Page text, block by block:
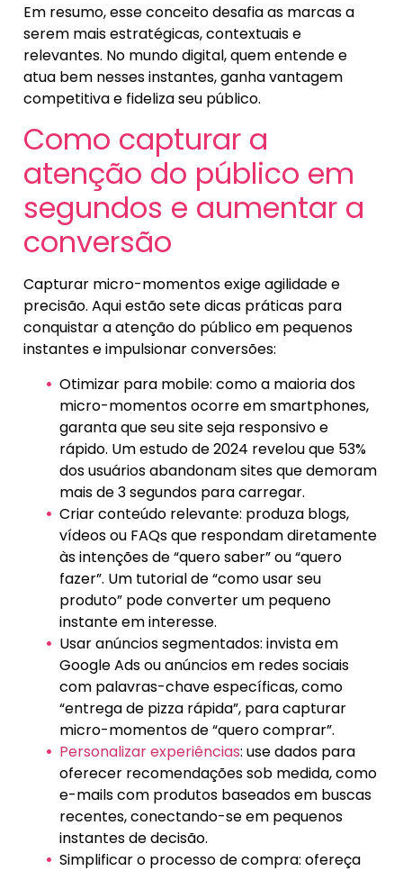
Em resumo, esse conceito desafia as marcas a
serem mais estratégicas, contextuais e
relevantes. No mundo digital, quem entende e
atua bem nesses instantes, ganha vantagem
competitiva e fideliza seu público.
Como capturar a
atenção do público em
segundos e aumentar a
conversão
Capturar micro-momentos exige agilidade e
precisão. Aqui estão sete dicas práticas para
conquistar a atenção do público em pequenos
instantes e impulsionar conversões:
Otimizar para mobile: como a maioria dos
micro-momentos ocorre em smartphones,
garanta que seu site seja responsivo e
rápido. Um estudo de 2024 revelou que 53%
dos usuários abandonam sites que demoram
mais de 3 segundos para carregar.
Criar conteúdo relevante: produza blogs,
vídeos ou FAQs que respondam diretamente
às intenções de “quero saber” ou “quero
fazer”. Um tutorial de “como usar seu
produto” pode converter um pequeno
instante em interesse.
Usar anúncios segmentados: invista em
Google Ads ou anúncios em redes sociais
com palavras-chave específicas, como
“entrega de pizza rápida”, para capturar
micro-momentos de “quero comprar”.
Personalizar experiências: use dados para
oferecer recomendações sob medida, como
e-mails com produtos baseados em buscas
recentes, conectando-se em pequenos
instantes de decisão.
Simplificar o processo de compra: ofereça